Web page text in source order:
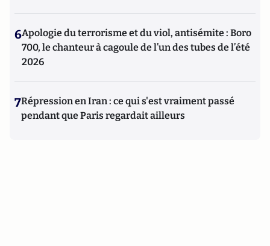
6Apologie du terrorisme et du viol, antisémite : Boro
700, le chanteur à cagoule de l’un des tubes de l’été
2026
7Répression en Iran : ce qui s'est vraiment passé
pendant que Paris regardait ailleurs